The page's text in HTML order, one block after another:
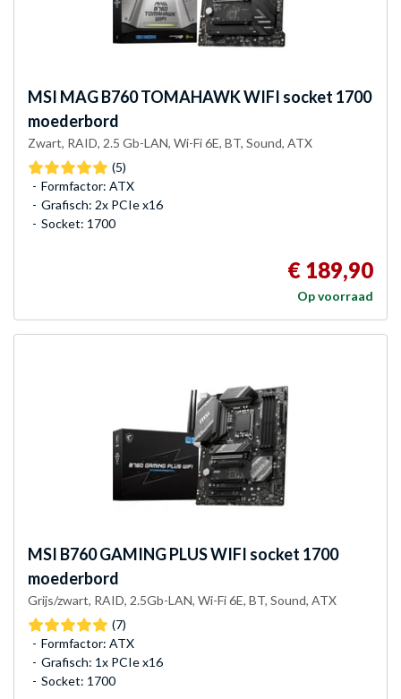
MSI MAG B760 TOMAHAWK WIFI socket 1700
moederbord
Zwart, RAID, 2.5 Gb-LAN, Wi-Fi 6E, BT, Sound, ATX
(5)
Formfactor: ATX
Grafisch: 2x PCIe x16
Socket: 1700
€ 189,90
Op voorraad
MSI B760 GAMING PLUS WIFI socket 1700
moederbord
Grijs/zwart, RAID, 2.5Gb-LAN, Wi-Fi 6E, BT, Sound, ATX
(7)
Formfactor: ATX
Grafisch: 1x PCIe x16
Socket: 1700